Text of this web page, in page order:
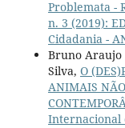
Problemata -
n. 3 (2019):
Cidadania -
Bruno Araujo
Silva, O
ANIMAIS
Internacional